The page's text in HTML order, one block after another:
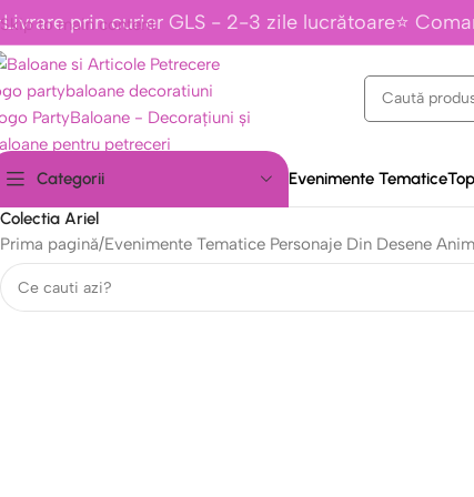
Skip to main contentprin curier GLS - 2-3 zile lucrătoare⭐
Categorii Evenimente Tematice
Colectia Ariel
Prima pagină/Evenimente Tematice Personaje Din Desene